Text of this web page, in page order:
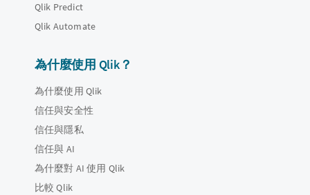
Qlik Predict
Qlik Automate
為什麼使用 Qlik？
為什麼使用 Qlik
信任與安全性
信任與隱私
信任與 AI
為什麼對 AI 使用 Qlik
比較 Qlik